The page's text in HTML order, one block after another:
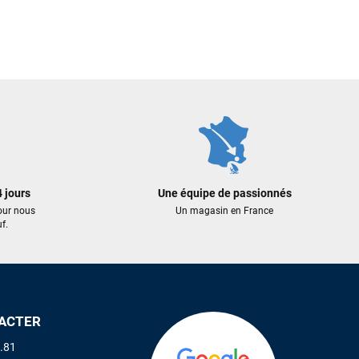
jours
nous
Une équipe de passionnés
Un magasin en France